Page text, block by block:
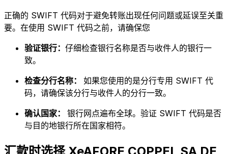
正确的 SWIFT 代码对于避免转账出现任何问题或延误至关重
要。在使用 SWIFT 代码之前，请确保您
验证银行： 仔细检查银行名称是否与收件人的银行一
致。
检查分行名称： 如果您使用的是分行专用 SWIFT 代
码，请确保该分行与收件人的分行一致。
确认国家： 银行网点遍布全球。验证 SWIFT 代码是否
与目的地银行所在国家相符。